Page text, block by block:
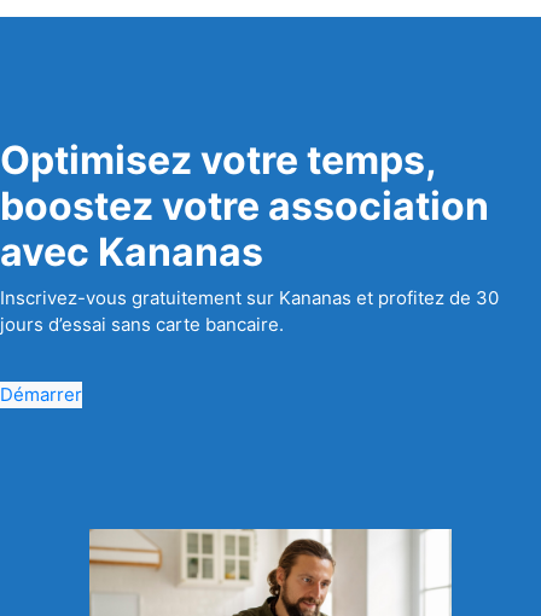
Optimisez votre temps,
boostez votre association
avec Kananas
Inscrivez-vous gratuitement sur Kananas et profitez de 30
jours d’essai sans carte bancaire.
Démarrer